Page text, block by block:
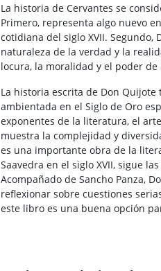
La historia de Cervantes se
Primero, representa algo nuevo
cotidiana del siglo XVII.
naturaleza de la verdad y la
locura, la moralidad y el poder
La historia escrita de Don
ambientada en el Siglo de Oro
exponentes de la literatura, el
muestra la complejidad y
es una importante obra de la
Saavedra en el siglo XVII, sigue
Acompañado de Sancho Panza,
reflexionar sobre cuestiones
este libro es una buena opción